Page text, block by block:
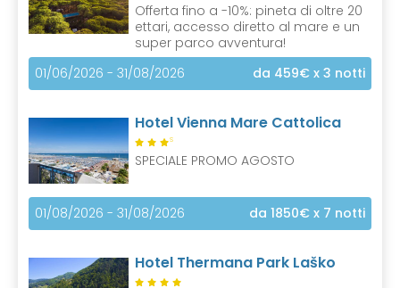
Offerta fino a -10%: pineta di oltre 20
ettari, accesso diretto al mare e un
super parco avventura!
01/06/2026 - 31/08/2026
da 459€ x 3 notti
Hotel Vienna Mare Cattolica
S
SPECIALE PROMO AGOSTO
01/08/2026 - 31/08/2026 da 1850€ x 7 notti
Hotel Thermana Park Laško